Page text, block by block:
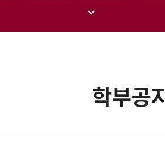
학부공지